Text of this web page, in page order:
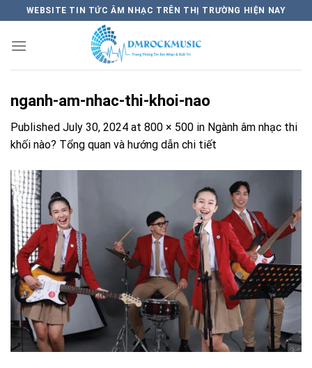
content
WEBSITE TIN TỨC ÂM NHẠC TRÊN THỊ TRƯỜNG HIỆN NAY
nganh-am-nhac-thi-khoi-nao
Published July 30, 2024 at 800 × 500 in Ngành âm nhạc thi
khối nào? Tổng quan và hướng dẫn chi tiết